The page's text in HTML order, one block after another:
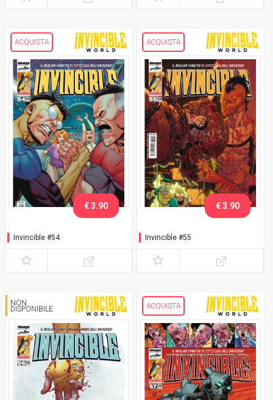
ACQUISTA
Invincible #54
€ 3.90
ACQUISTA
Invincible #55
€ 3.90
NON
DISPONIBILE ACQUISTA